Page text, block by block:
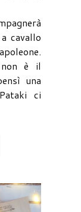
cavallo
non è il
una
ci